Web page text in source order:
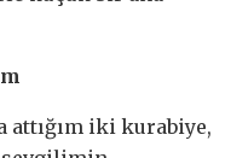
attığım iki kurabiye,